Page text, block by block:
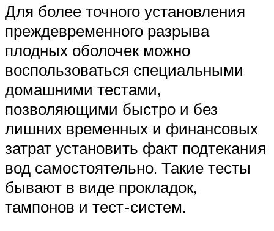
Для более точного установления
преждевременного разрыва
плодных оболочек можно
воспользоваться специальными
домашними тестами,
позволяющими быстро и без
лишних временных и финансовых
затрат установить факт подтекания
вод самостоятельно. Такие тесты
бывают в виде прокладок,
тампонов и тест-систем.